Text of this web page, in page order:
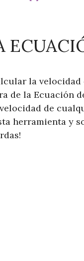
la velocidad
de la Ecuación
de
herramienta y